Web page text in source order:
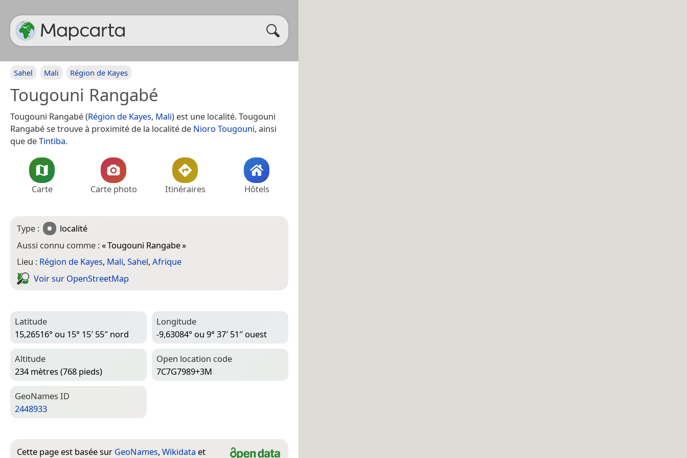
Sahel Mali Région de Kayes
Tougouni Rangabé
Tougouni Rangabé (Région de Kayes, Mali) est une localité. Tougouni
Rangabé se trouve à proximité de la localité de Nioro Tougouni, ainsi
que deTintiba.
Carte Carte photo Itinéraires Hôtels
Type :
localité
Aussi connu comme :«Tougouni Rangabe»
Lieu : Région de Kayes, Mali, Sahel, Afrique
Voir sur Open­Street­Map
Latitude
15,26516° ou 15° 15′ 55″ nord
Longitude
-9,63084° ou 9° 37′ 51″ ouest
Altitude
234 mètres (768 pieds)
Open location code
7C7G7989+3M
Geo­Names ID
2448933
Cette page est basée sur GeoNames, Wikidata et